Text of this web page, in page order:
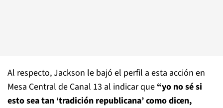
Al respecto, Jackson le bajó el perfil a esta acción en
Mesa Central de Canal 13 al indicar que “yo no sé si
esto sea tan ‘tradición republicana’ como dicen,